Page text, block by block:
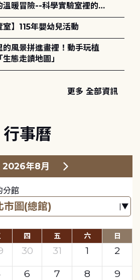
暖冒險--科學實驗室裡的放
室】115年嬰幼兒活動
的風景拼進畫裡！動手玩植
態走讀地圖」
更多 全部資訊
行事曆
2026年8月
分館
四 五 六 日
30 31 1
2
6 7 8
9